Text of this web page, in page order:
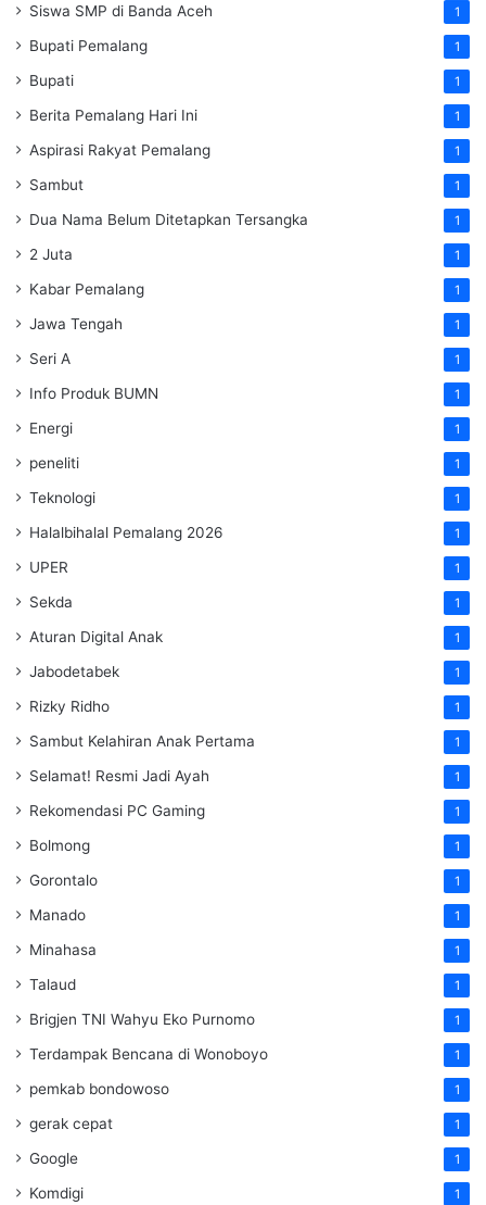
Siswa SMP di Banda Aceh 1
Bupati Pemalang 1
Bupati 1
Berita Pemalang Hari Ini 1
Aspirasi Rakyat Pemalang 1
Sambut 1
Dua Nama Belum Ditetapkan Tersangka 1
2 Juta 1
Kabar Pemalang 1
Jawa Tengah 1
Seri A 1
Info Produk BUMN 1
Energi 1
peneliti 1
Teknologi 1
Halalbihalal Pemalang 2026 1
UPER 1
Sekda 1
Aturan Digital Anak 1
Jabodetabek 1
Rizky Ridho 1
Sambut Kelahiran Anak Pertama 1
Selamat! Resmi Jadi Ayah 1
Rekomendasi PC Gaming 1
Bolmong 1
Gorontalo 1
Manado 1
Minahasa 1
Talaud 1
Brigjen TNI Wahyu Eko Purnomo 1
Terdampak Bencana di Wonoboyo 1
pemkab bondowoso 1
gerak cepat 1
Google 1
Komdigi 1